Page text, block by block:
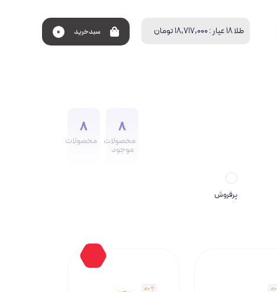
طلا 18 عیار : 18,717,000 تومان سبد‌خرید 0
8
محصولات
موجود
8
محصولات
پرفروش